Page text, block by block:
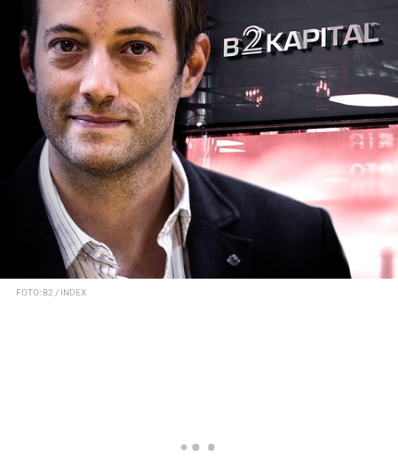
FOTO: B2 / INDEX